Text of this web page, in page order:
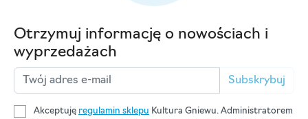
Otrzymuj informację o nowościach i
wyprzedażach
Subskrybuj
Akceptuję regulamin sklepu Kultura Gniewu. Administratorem